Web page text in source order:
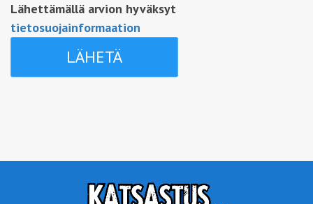
Lähettämällä arvion hyväksyt
tietosuojainformaation